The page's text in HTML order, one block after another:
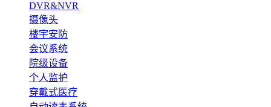
DVR&NVR
摄像头
楼宇安防
会议系统
院级设备
个人监护
穿戴式医疗